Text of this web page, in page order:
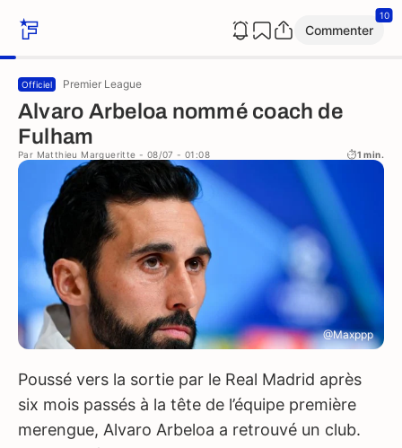
Commenter
10
Officiel Premier League
Alvaro Arbeloa nommé coach de
Fulham
Par Matthieu Margueritte - 08/07 - 01:08 1 min.
@Maxppp
Poussé vers la sortie par le Real Madrid après
six mois passés à la tête de l’équipe première
merengue, Alvaro Arbeloa a retrouvé un club.